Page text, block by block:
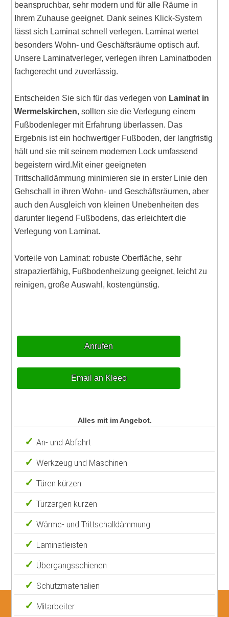
beanspruchbar, sehr modern und für alle Räume in
Ihrem Zuhause geeignet. Dank seines Klick-System
lässt sich Laminat schnell verlegen. Laminat wertet
besonders Wohn- und Geschäftsräume optisch auf.
Unsere Laminatverleger, verlegen ihren Laminatboden
fachgerecht und zuverlässig.
Entscheiden Sie sich für das verlegen von Laminat in
Wermelskirchen, sollten sie die Verlegung einem
Fußbodenleger mit Erfahrung überlassen. Das
Ergebnis ist ein hochwertiger Fußboden, der langfristig
hält und sie mit seinem modernen Lock umfassend
begeistern wird.Mit einer geeigneten
Trittschalldämmung minimieren sie in erster Linie den
Gehschall in ihren Wohn- und Geschäftsräumen, aber
auch den Ausgleich von kleinen Unebenheiten des
darunter liegend Fußbodens, das erleichtert die
Verlegung von Laminat.
Vorteile von Laminat: robuste Oberfläche, sehr
strapazierfähig, Fußbodenheizung geeignet, leicht zu
reinigen, große Auswahl, kostengünstig.
Anrufen
Email an Kleeo
Alles mit im Angebot.
An- und Abfahrt
Werkzeug und Maschinen
Türen kürzen
Türzargen kürzen
Wärme- und Trittschalldämmung
Laminatleisten
Übergangsschienen
Schutzmaterialien
Mitarbeiter